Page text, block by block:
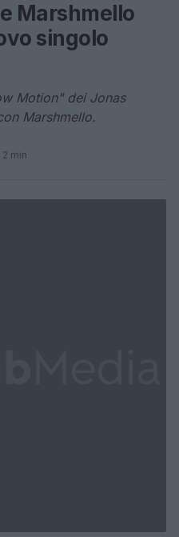
Marshmello
singolo
Motion" dei Jonas
Marshmello.
2 min